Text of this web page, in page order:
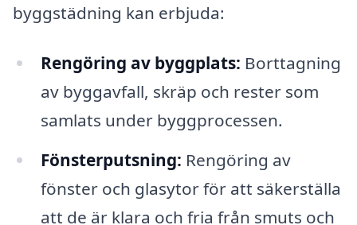
byggstädning kan erbjuda:
Rengöring av byggplats: Borttagning
av byggavfall, skräp och rester som
samlats under byggprocessen.
Fönsterputsning: Rengöring av
fönster och glasytor för att säkerställa
att de är klara och fria från smuts och